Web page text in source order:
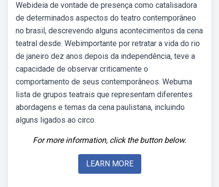
Webideia de vontade de presença como catalisadora
de determinados aspectos do teatro contemporâneo
no brasil, descrevendo alguns acontecimentos da cena
teatral desde. Webimportante por retratar a vida do rio
de janeiro dez anos depois da independência, teve a
capacidade de observar criticamente o
comportamento de seus contemporâneos. Webuma
lista de grupos teatrais que representam diferentes
abordagens e temas da cena paulistana, incluindo
alguns ligados ao circo.
For more information, click the button below.
LEARN MORE